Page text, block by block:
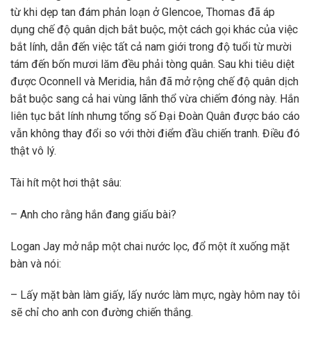
từ khi dẹp tan đám phản loạn ở Glencoe, Thomas đã áp
dụng chế độ quân dịch bắt buộc, một cách gọi khác của việc
bắt lính, dẫn đến việc tất cả nam giới trong độ tuổi từ mười
tám đến bốn mươi lăm đều phải tòng quân. Sau khi tiêu diệt
được Oconnell và Meridia, hắn đã mở rộng chế độ quân dịch
bắt buộc sang cả hai vùng lãnh thổ vừa chiếm đóng này. Hắn
liên tục bắt lính nhưng tổng số Đại Đoàn Quân được báo cáo
vẫn không thay đổi so với thời điểm đầu chiến tranh. Điều đó
thật vô lý.
Tài hít một hơi thật sâu:
– Anh cho rằng hắn đang giấu bài?
Logan Jay mở nắp một chai nước lọc, đổ một ít xuống mặt
bàn và nói:
– Lấy mặt bàn làm giấy, lấy nước làm mực, ngày hôm nay tôi
sẽ chỉ cho anh con đường chiến thắng.